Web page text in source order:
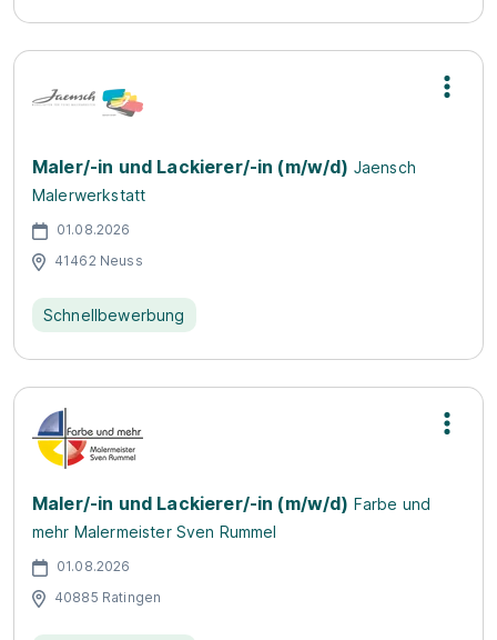
Maler/-in und Lackierer/-in (m/w/d) Jaensch
Malerwerkstatt
01.08.2026
41462 Neuss
Schnellbewerbung
Maler/-in und Lackierer/-in (m/w/d) Farbe und
mehr Malermeister Sven Rummel
01.08.2026
40885 Ratingen